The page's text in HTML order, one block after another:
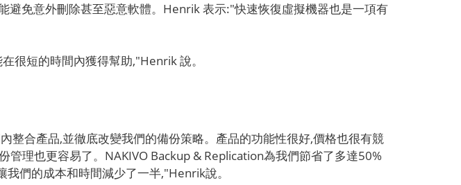
免意外刪除甚至惡意軟體。Henrik 表示:"快速恢復虛擬機器也是一項有
很短的時間內獲得幫助,"Henrik 說。
整合產品,並徹底改變我們的備份策略。產品的功能性很好,價格也很有競
理也更容易了。NAKIVO Backup & Replication為我們節省了多達50%
們的成本和時間減少了一半,"Henrik說。